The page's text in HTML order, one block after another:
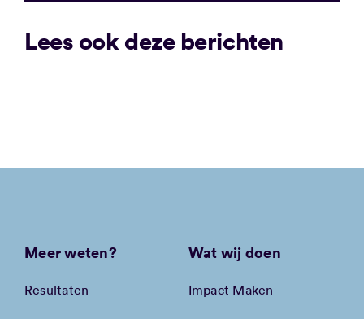
Lees ook deze berichten
Meer weten?
Resultaten
Wat wij doen
Impact Maken